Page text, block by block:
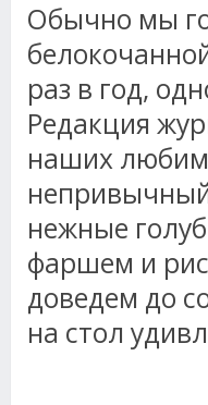
Обычно мы
раз в год,
Редакция
наших
нежные
фаршем и
доведем до
на стол